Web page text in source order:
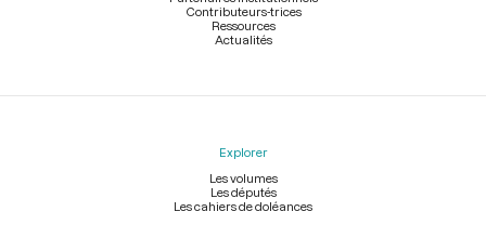
Contributeurs-trices
Ressources
Actualités
Explorer
Les volumes
Les députés
Les cahiers de doléances